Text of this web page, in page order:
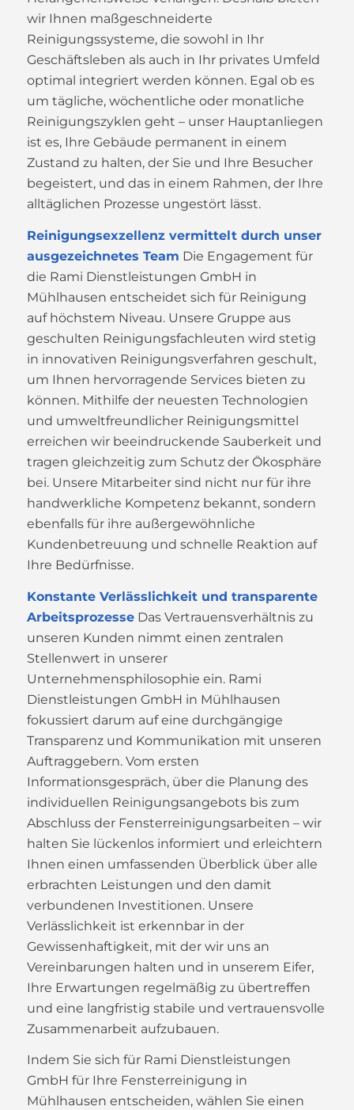
wir Ihnen maßgeschneiderte
Reinigungssysteme, die sowohl in Ihr
Geschäftsleben als auch in Ihr privates Umfeld
optimal integriert werden können. Egal ob es
um tägliche, wöchentliche oder monatliche
Reinigungszyklen geht – unser Hauptanliegen
ist es, Ihre Gebäude permanent in einem
Zustand zu halten, der Sie und Ihre Besucher
begeistert, und das in einem Rahmen, der Ihre
alltäglichen Prozesse ungestört lässt.
Reinigungsexzellenz vermittelt durch unser
ausgezeichnetes Team Die Engagement für
die Rami Dienstleistungen GmbH in
Mühlhausen entscheidet sich für Reinigung
auf höchstem Niveau. Unsere Gruppe aus
geschulten Reinigungsfachleuten wird stetig
in innovativen Reinigungsverfahren geschult,
um Ihnen hervorragende Services bieten zu
können. Mithilfe der neuesten Technologien
und umweltfreundlicher Reinigungsmittel
erreichen wir beeindruckende Sauberkeit und
tragen gleichzeitig zum Schutz der Ökosphäre
bei. Unsere Mitarbeiter sind nicht nur für ihre
handwerkliche Kompetenz bekannt, sondern
ebenfalls für ihre außergewöhnliche
Kundenbetreuung und schnelle Reaktion auf
Ihre Bedürfnisse.
Konstante Verlässlichkeit und transparente
ArbeitsprozesseDas Vertrauensverhältnis zu
unseren Kunden nimmt einen zentralen
Stellenwert in unserer
Unternehmensphilosophie ein. Rami
Dienstleistungen GmbH in Mühlhausen
fokussiert darum auf eine durchgängige
Transparenz und Kommunikation mit unseren
Auftraggebern. Vom ersten
Informationsgespräch, über die Planung des
individuellen Reinigungsangebots bis zum
Abschluss der Fensterreinigungsarbeiten – wir
halten Sie lückenlos informiert und erleichtern
Ihnen einen umfassenden Überblick über alle
erbrachten Leistungen und den damit
verbundenen Investitionen. Unsere
Verlässlichkeit ist erkennbar in der
Gewissenhaftigkeit, mit der wir uns an
Vereinbarungen halten und in unserem Eifer,
Ihre Erwartungen regelmäßig zu übertreffen
und eine langfristig stabile und vertrauensvolle
Zusammenarbeit aufzubauen.
Indem Sie sich für Rami Dienstleistungen
GmbH für Ihre Fensterreinigung in
Mühlhausen entscheiden, wählen Sie einen